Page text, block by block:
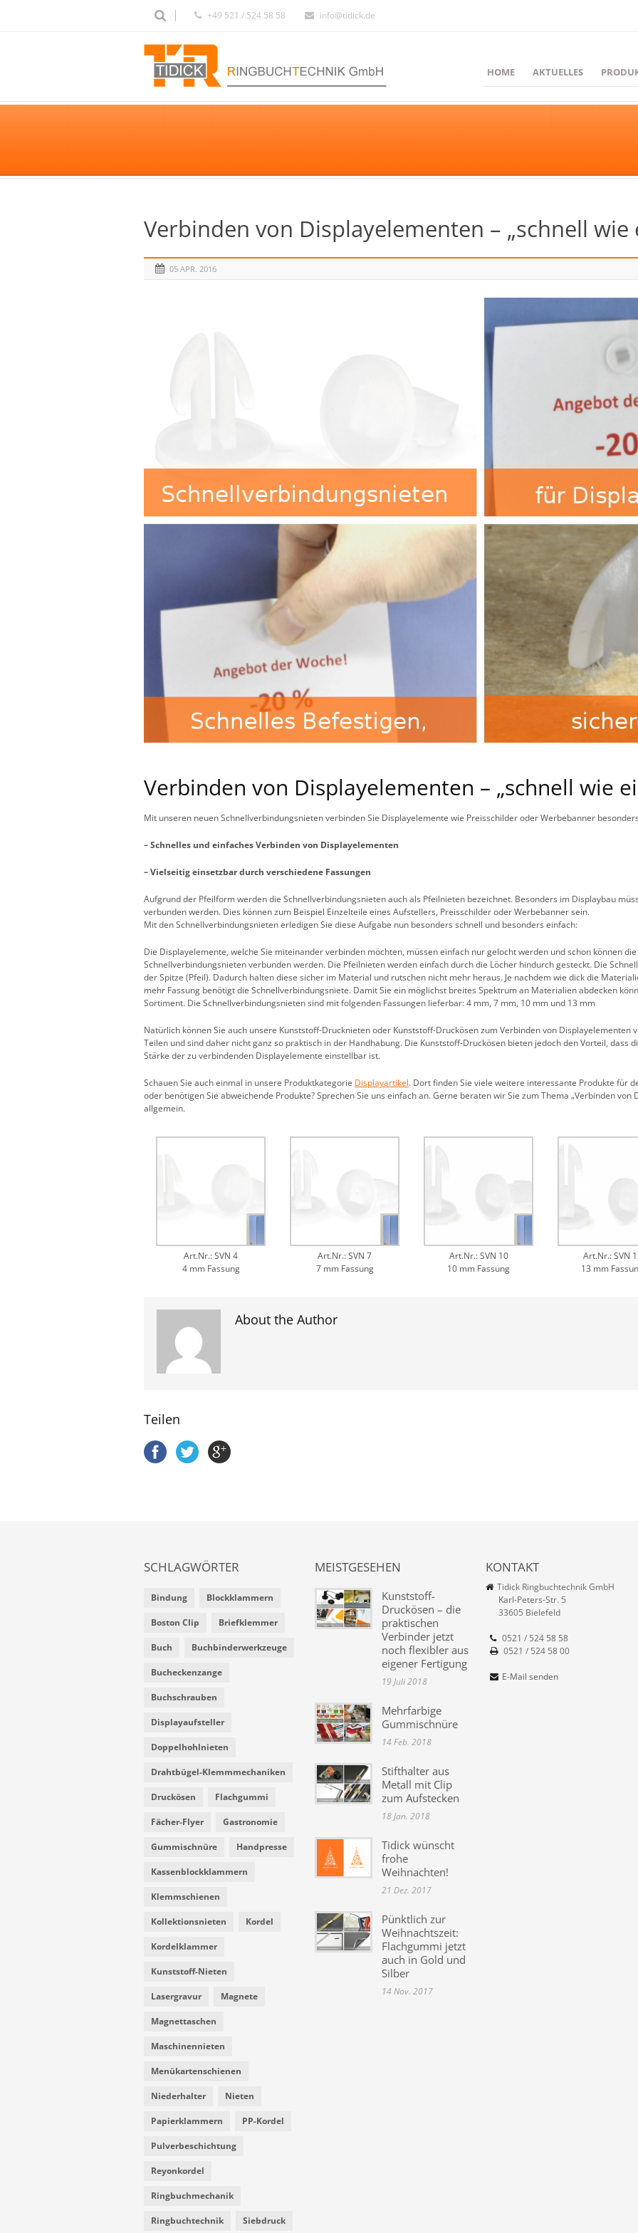
+49 521 / 524 58 58 info@tidick.de
HOME AKTUELLES
Verbinden von Displayelementen – „schnell wie
05 APR. 2016
Verbinden von Displayelementen – „schnell wie
Mit unseren neuen Schnellverbindungsnieten verbinden Sie Displayelemente wie Preisschilder oder Werbebanner
– Schnelles und einfaches Verbinden von Displayelementen
– Vielseitig einsetzbar durch verschiedene Fassungen
Aufgrund der Pfeilform werden die Schnellverbindungsnieten auch als Pfeilnieten bezeichnet. Besonders im Displaybau
verbunden werden. Dies können zum Beispiel Einzelteile eines Aufstellers, Preisschilder oder Werbebanner sein.
Mit den Schnellverbindungsnieten erledigen Sie diese Aufgabe nun besonders schnell und besonders einfach:
Die Displayelemente, welche Sie miteinander verbinden möchten, müssen einfach nur gelocht werden und schon können
Schnellverbindungsnieten verbunden werden. Die Pfeilnieten werden einfach durch die Löcher hindurch gesteckt. Die
der Spitze (Pfeil). Dadurch halten diese sicher im Material und rutschen nicht mehr heraus. Je nachdem wie dick die
mehr Fassung benötigt die Schnellverbindungsniete. Damit Sie ein möglichst breites Spektrum an Materialien abdecken
Sortiment. Die Schnellverbindungsnieten sind mit folgenden Fassungen lieferbar: 4 mm, 7 mm, 10 mm und 13 mm
Natürlich können Sie auch unsere Kunststoff-Drucknieten oder Kunststoff-Druckösen zum Verbinden von Displayelementen
Teilen und sind daher nicht ganz so praktisch in der Handhabung. Die Kunststoff-Druckösen bieten jedoch den Vorteil, dass
Stärke der zu verbindenden Displayelemente einstellbar ist.
Schauen Sie auch einmal in unsere Produktkategorie Displayartikel. Dort finden Sie viele weitere interessante Produkte für
oder benötigen Sie abweichende Produkte? Sprechen Sie uns einfach an. Gerne beraten wir Sie zum Thema „Verbinden von
allgemein.
Art.Nr.: SVN 4
4 mm Fassung
Art.Nr.: SVN 7
7 mm Fassung
Art.Nr.: SVN 10
10 mm Fassung
Art.Nr.: SVN
13 mm
About the Author
Teilen
SCHLAGWÖRTER
Bindung Blockklammern
Boston Clip Briefklemmer
Buch Buchbinderwerkzeuge
Bucheckenzange
Buchschrauben
Displayaufsteller
Doppelhohlnieten
Drahtbügel-Klemmmechaniken
Druckösen Flachgummi
Fächer-Flyer Gastronomie
Gummischnüre Handpresse
Kassenblockklammern
Klemmschienen
Kollektionsnieten Kordel
Kordelklammer
Kunststoff-Nieten
Lasergravur Magnete
Magnettaschen
Maschinennieten
Menükartenschienen
Niederhalter Nieten
Papierklammern PP-Kordel
Pulverbeschichtung
Reyonkordel
Ringbuchmechanik
Ringbuchtechnik Siebdruck
MEISTGESEHEN
Kunststoff-
Druckösen – die
praktischen
Verbinder jetzt
noch flexibler aus
eigener Fertigung
19 Juli 2018
Mehrfarbige
Gummischnüre
14 Feb. 2018
Stifthalter aus
Metall mit Clip
zum Aufstecken
18 Jan. 2018
Tidick wünscht
frohe
Weihnachten!
21 Dez. 2017
Pünktlich zur
Weihnachtszeit:
Flachgummi jetzt
auch in Gold und
Silber
14 Nov. 2017
KONTAKT
Tidick Ringbuchtechnik GmbH
Karl-Peters-Str. 5
33605 Bielefeld
0521 / 524 58 58
0521 / 524 58 00
E-Mail senden